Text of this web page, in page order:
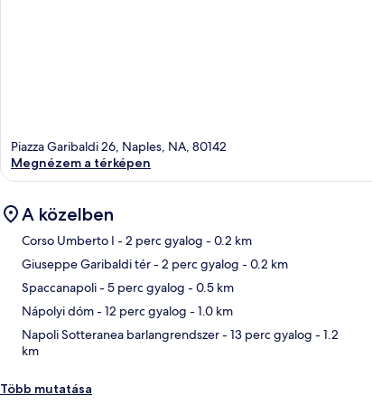
Piazza Garibaldi 26, Naples, NA, 80142
Megnézem a térképen
A közelben
Corso Umberto I - 2 perc gyalog - 0.2 km
Giuseppe Garibaldi tér- 2 perc gyalog - 0.2 km
Spaccanapoli- 5 perc gyalog - 0.5 km
Nápolyi dóm- 12 perc gyalog - 1.0 km
Napoli Sotteranea barlangrendszer- 13 perc gyalog - 1.2
km
Több mutatása